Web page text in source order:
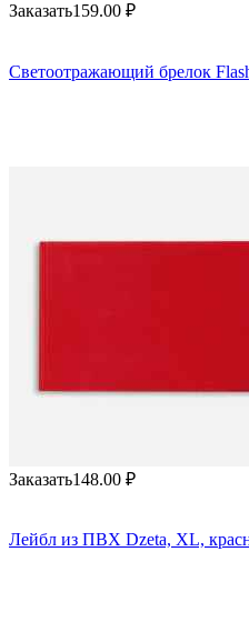
Заказать159.00 ₽
Светоотражающий брелок
Заказать148.00 ₽
Лейбл из ПВХ Dzeta, ХL,